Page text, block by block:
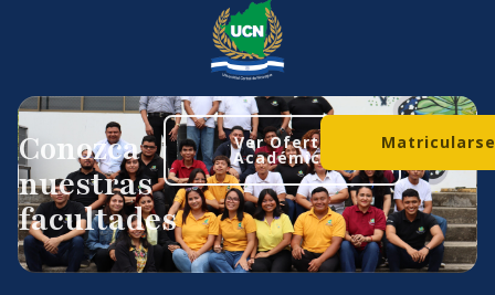
Conozca
nuestras
facultades
Ver Oferta
Académica